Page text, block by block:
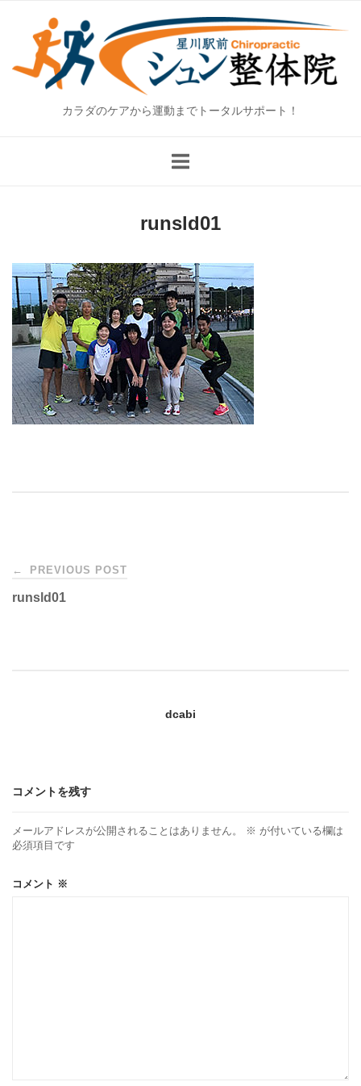
content
カラダのケアから運動までトータルサポート！
runsld01
Post
navigation
← PREVIOUS POST
runsld01
dcabi
コメントを残す
メールアドレスが公開されることはありません。 ※ が付いている欄は
必須項目です
コメント ※